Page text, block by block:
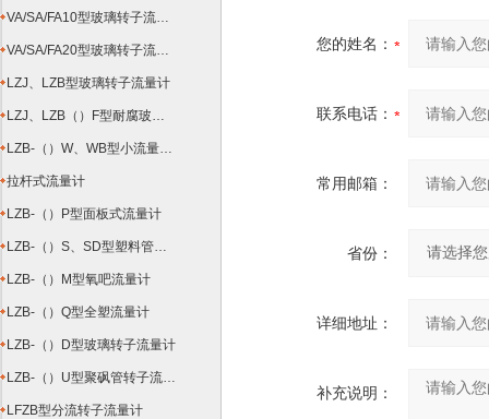
VA/SA/FA10型玻璃转子流量计
VA/SA/FA20型玻璃转子流量计
LZJ、LZB型玻璃转子流量计
LZJ、LZB（）F型耐腐玻璃转子流量计
LZB-（）W、WB型小流量玻璃转子流量计
拉杆式流量计
LZB-（）P型面板式流量计
LZB-（）S、SD型塑料管转子流量计
LZB-（）M型氧吧流量计
LZB-（）Q型全塑流量计
LZB-（）D型玻璃转子流量计
LZB-（）U型聚砜管转子流量计
LFZB型分流转子流量计
您的姓名：
联系电话：
常用邮箱：
省份：
详细地址：
补充说明：